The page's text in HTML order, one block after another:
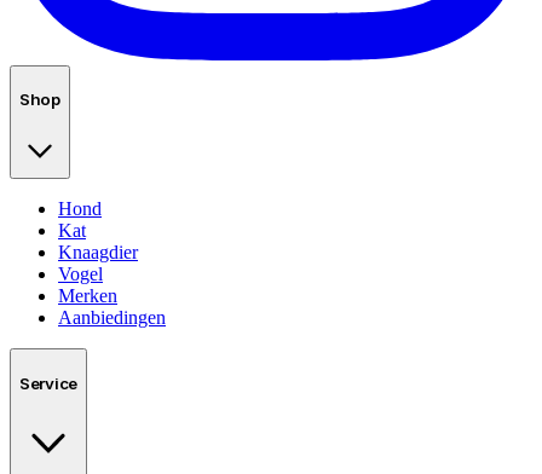
Shop
Hond
Kat
Knaagdier
Vogel
Merken
Aanbiedingen
Service